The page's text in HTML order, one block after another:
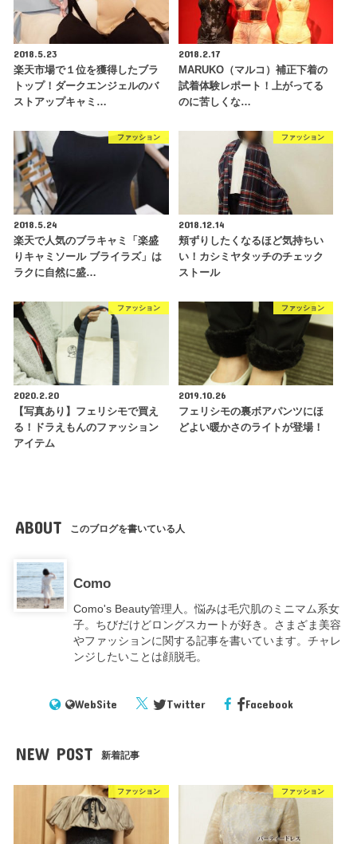
2018.5.23
楽天市場で１位を獲得したブラ
トップ！ダークエンジェルのバ
ストアップキャミ…
2018.2.17
MARUKO（マルコ）補正下着の
試着体験レポート！上がってる
のに苦しくな…
ファッション
2018.5.24
楽天で人気のブラキャミ「楽盛
りキャミソール ブライラズ」は
ラクに自然に盛…
ファッション
2018.12.14
頬ずりしたくなるほど気持ちい
い！カシミヤタッチのチェック
ストール
ファッション
2020.2.20
【写真あり】フェリシモで買え
る！ドラえもんのファッション
アイテム
ファッション
2019.10.26
フェリシモの裏ボアパンツにほ
どよい暖かさのライトが登場！
ABOUT このブログを書いている人
Como
Como's Beauty管理人。悩みは毛穴肌のミニマム系女
子。ちびだけどロングスカートが好き。さまざま美容
やファッションに関する記事を書いています。チャレ
ンジしたいことは顔脱毛。
WebSite Twitter Facebook
NEW POST 新着記事
ファッション ファッション